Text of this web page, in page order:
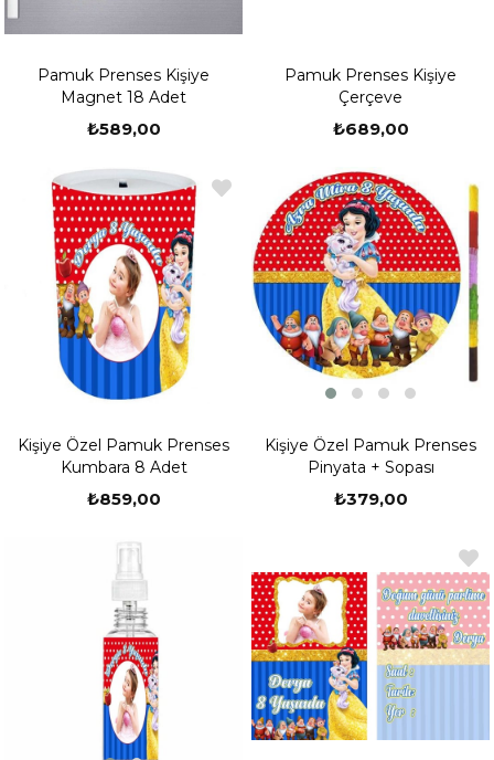
Pamuk Prenses Kişiye
Magnet 18 Adet
₺589,00
Pamuk Prenses Kişiye
Çerçeve
₺689,00
Kişiye Özel Pamuk Prenses
Kumbara 8 Adet
₺859,00
Kişiye Özel Pamuk Prenses
Pinyata + Sopası
₺379,00